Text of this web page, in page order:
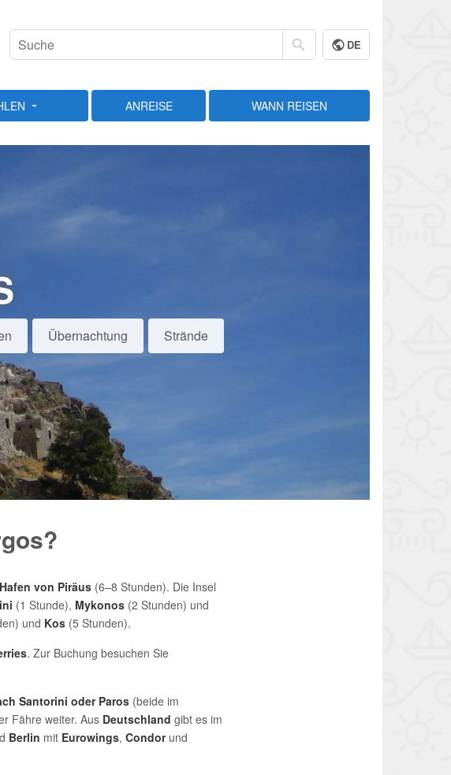
DE
ANREISE WANN REISEN
Übernachtung Strände
Hafen von Piräus(6–8 Stunden). Die Insel
(1 Stunde), Mykonos(2 Stunden) und
und Kos(5 Stunden).
. Zur Buchung besuchen Sie
Santorini oder Paros(beide im
Fähre weiter. Aus Deutschland gibt es im
Berlin mit Eurowings, Condorund